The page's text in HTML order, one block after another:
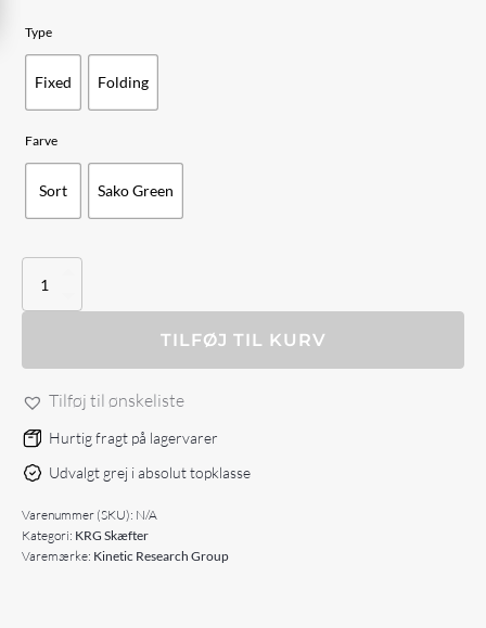
Type
Fixed Folding
Farve
Sort Sako Green
KRG
for
TILFØJ TIL KURV
Tilføj til ønskeliste
Hurtig fragt på lagervarer
Udvalgt grej i absolut topklasse
Varenummer (SKU): N/A
Kategori: KRG Skæfter
Varemærke: Kinetic Research Group